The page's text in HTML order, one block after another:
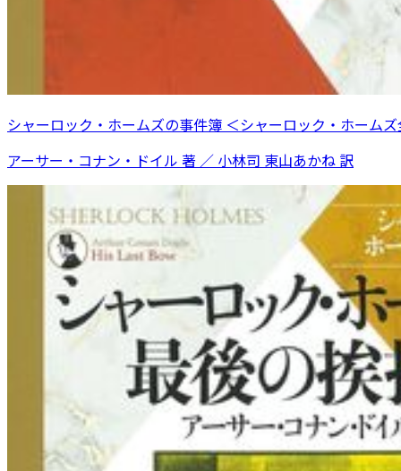
シャーロック・ホームズの事件簿 ＜シャーロック・ホーム
アーサー・コナン・ドイル 著 ／ 小林司 東山あかね 訳